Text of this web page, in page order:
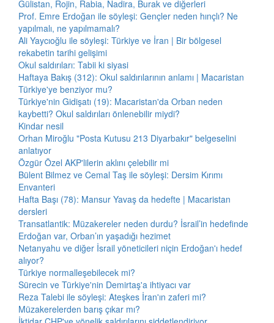
Gülistan, Rojin, Rabia, Nadira, Burak ve diğerleri
Prof. Emre Erdoğan ile söyleşi: Gençler neden hınçlı? Ne
yapılmalı, ne yapılmamalı?
Ali Yaycıoğlu ile söyleşi: Türkiye ve İran | Bir bölgesel
rekabetin tarihi gelişimi
Okul saldırıları: Tabii ki siyasi
Haftaya Bakış (312): Okul saldırılarının anlamı | Macaristan
Türkiye'ye benziyor mu?
Türkiye'nin Gidişatı (19): Macaristan'da Orban neden
kaybetti? Okul saldırıları önlenebilir miydi?
Kindar nesil
Orhan Miroğlu "Posta Kutusu 213 Diyarbakır" belgeselini
anlatıyor
Özgür Özel AKP'lilerin aklını çelebilir mi
Bülent Bilmez ve Cemal Taş ile söyleşi: Dersim Kırımı
Envanteri
Hafta Başı (78): Mansur Yavaş da hedefte | Macaristan
dersleri
Transatlantik: Müzakereler neden durdu? İsrail’in hedefinde
Erdoğan var, Orban’ın yaşadığı hezimet
Netanyahu ve diğer İsrail yöneticileri niçin Erdoğan'ı hedef
alıyor?
Türkiye normalleşebilecek mi?
Sürecin ve Türkiye'nin Demirtaş'a ihtiyacı var
Reza Talebi ile söyleşi: Ateşkes İran'ın zaferi mi?
Müzakerelerden barış çıkar mı?